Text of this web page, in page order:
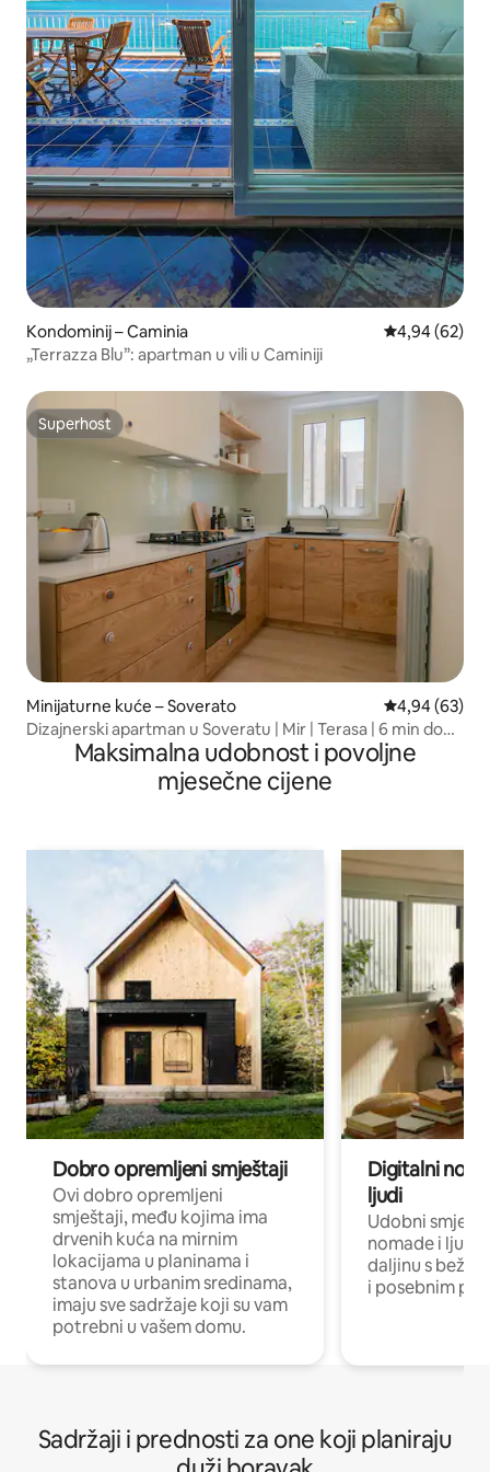
Kondominij – Caminia Prosječna
4,94 (62)
„Terrazza Blu”: apartman u vili u Caminiji
Superhost
Superhost
Minijaturne kuće – Soverato Prosječna
4,94 (63)
Dizajnerski apartman u Soveratu | Mir | Terasa | 6 min do
Maksimalna udobnost i povoljne
mjesečne cijene
Dobro opremljeni smještaji
Ovi dobro opremljeni
smještaji, među kojima ima
drvenih kuća na mirnim
lokacijama u planinama i
stanova u urbanim sredinama,
imaju sve sadržaje koji su vam
potrebni u vašem domu.
Digitalni
ljudi
Udobni
nomade i ljude
daljinu s
i posebnim
Sadržaji i prednosti za one koji planiraju